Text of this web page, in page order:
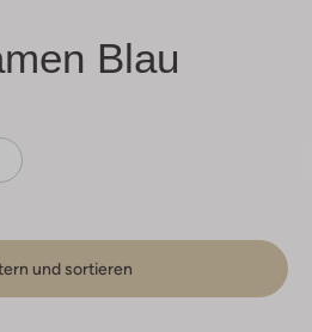
Blau
und sortieren